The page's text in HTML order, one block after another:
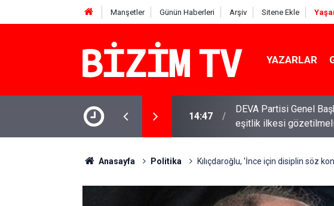
Manşetler Günün Haberleri Arşiv Sitene Ekle
YAZARLAR
14:47
11:51
YENİ Parti Genel
varamayacağımız,
Anasayfa Politika Kılıçdaroğlu, 'İnce için disiplin söz